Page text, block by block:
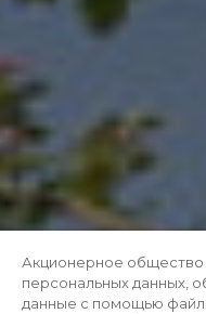
Акционерное общество
персональных данных,
данные с помощью